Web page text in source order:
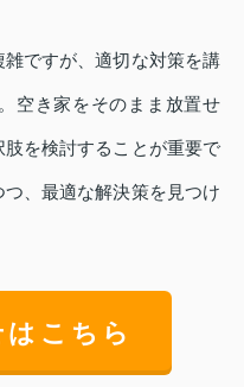
ですが、適切な対策を講
空き家をそのまま放置せ
を検討することが重要で
、最適な解決策を見つけ
こちら